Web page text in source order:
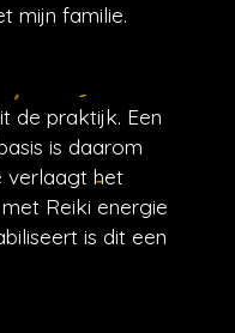
mijn familie.
de praktijk. Een
is daarom
verlaagt het
Reiki energie
is dit een